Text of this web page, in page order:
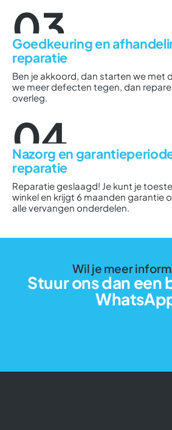
03
Goedkeuring en
reparatie
Ben je akkoord, dan starten we met
we meer defecten tegen, dan
overleg.
04
Nazorg en
reparatie
Reparatie geslaagd! Je kunt je
winkel en krijgt 6 maanden garantie
alle vervangen onderdelen.
Wil je meer
Stuur ons dan een